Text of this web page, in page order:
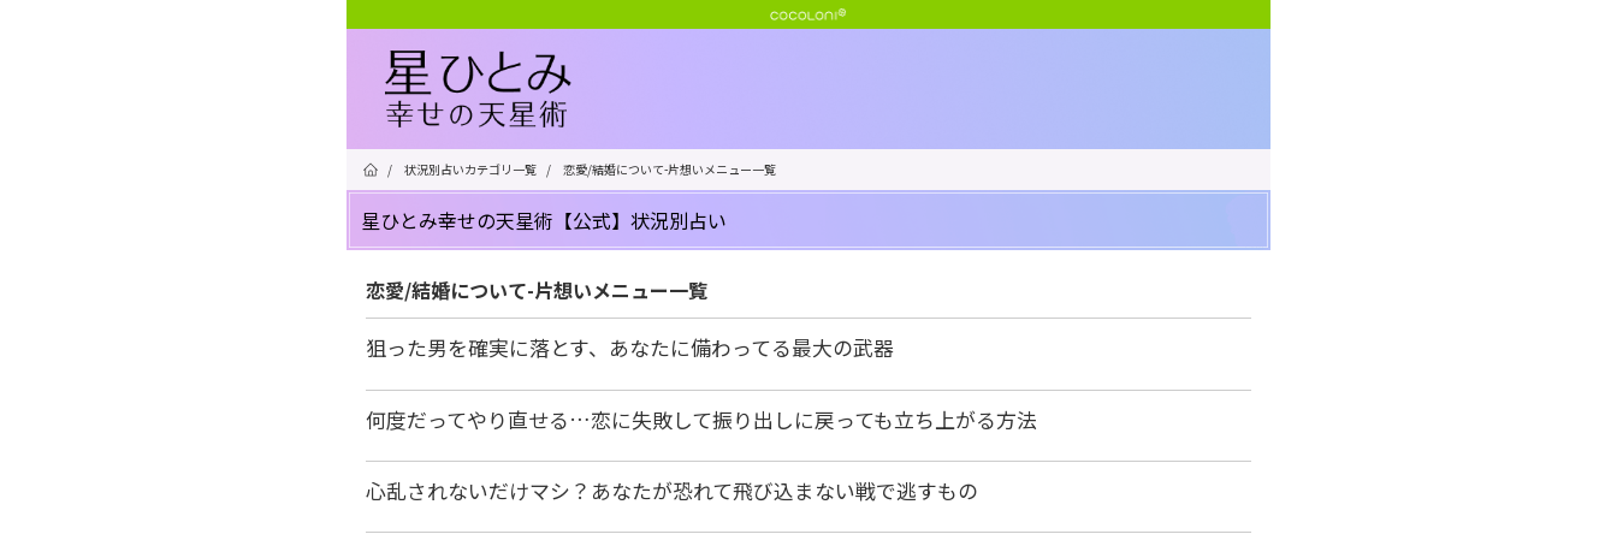
/ 状況別占いカテゴリ一覧 / 恋愛/結婚について-片想いメニュー一覧
星ひとみ幸せの天星術【公式】状況別占い
恋愛/結婚について-片想いメニュー一覧
狙った男を確実に落とす、あなたに備わってる最大の武器
何度だってやり直せる…恋に失敗して振り出しに戻っても立ち上がる方法
心乱されないだけマシ？あなたが恐れて飛び込まない戦で逃すもの